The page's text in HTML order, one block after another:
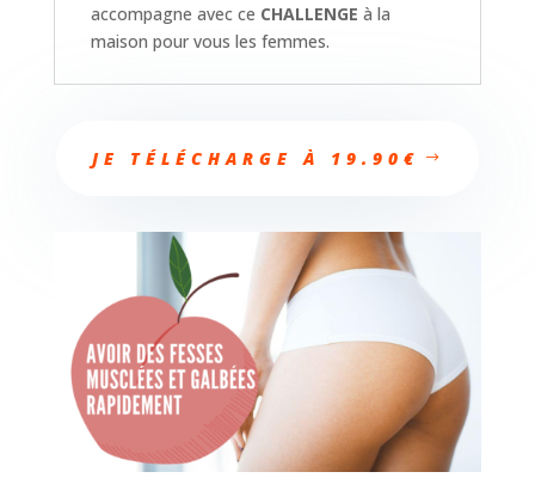
accompagne avec ce CHALLENGE à la
maison pour vous les femmes.
JE TÉLÉCHARGE À 19.90€